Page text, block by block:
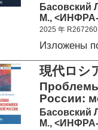
Басовский
М., <ИНФРА-
2025 年 R267260
Изложены
現代ロシ
России:
Басовский
М., <ИНФРА-